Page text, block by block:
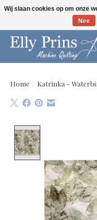
Let op: gewijzigde openingstijden!
Home / Katrinka -
Wij slaan cookies op om onze
Nee